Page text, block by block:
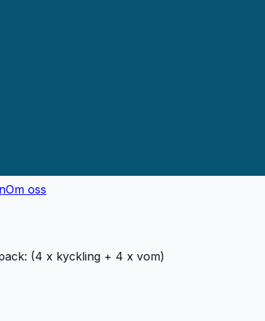
Om oss
(4 x kyckling + 4 x vom)